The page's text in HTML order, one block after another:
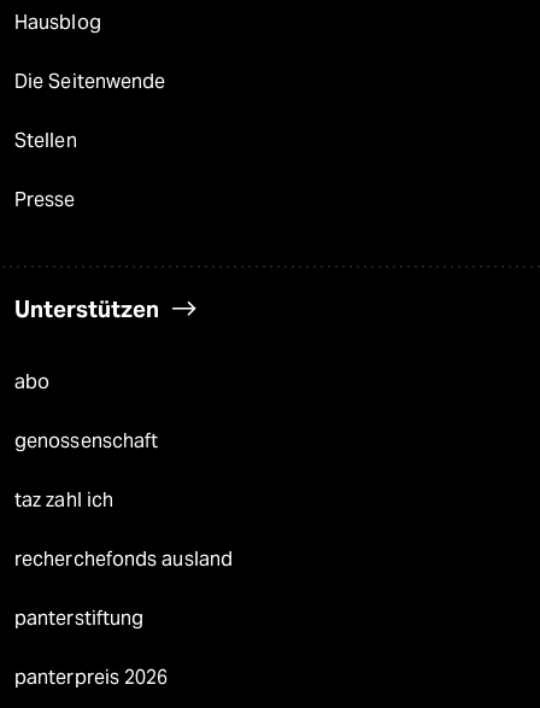
Hausblog
Die Seitenwende
Stellen
Presse
Unterstützen
abo
genossenschaft
taz zahl ich
recherchefonds ausland
panterstiftung
panterpreis 2026